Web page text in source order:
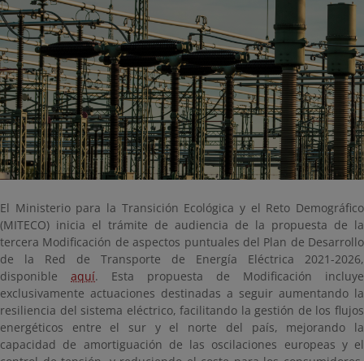
El Ministerio para la Transición Ecológica y el Reto Demográfico
(MITECO) inicia el trámite de audiencia de la propuesta de la
tercera Modificación de aspectos puntuales del Plan de Desarrollo
de la Red de Transporte de Energía Eléctrica 2021-2026,
disponible aquí. Esta propuesta de Modificación incluye
exclusivamente actuaciones destinadas a seguir aumentando la
resiliencia del sistema eléctrico, facilitando la gestión de los flujos
energéticos entre el sur y el norte del país, mejorando la
capacidad de amortiguación de las oscilaciones europeas y el